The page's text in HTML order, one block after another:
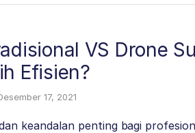
VS Drone
Efisien?
17, 2021
keandalan penting bagi